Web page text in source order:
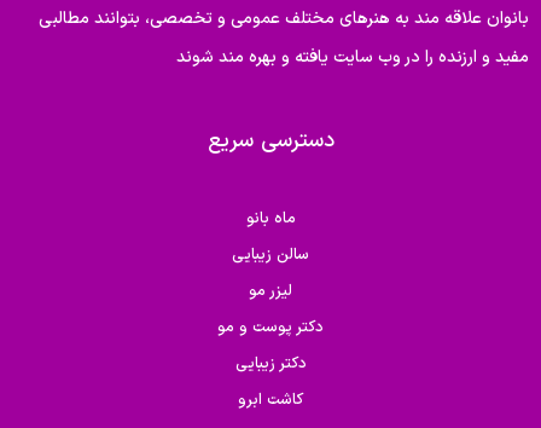
بانوان علاقه مند به هنرهای مختلف عمومی و تخصصی، بتوانند مطالبی
مفید و ارزنده را در وب سایت یافته و بهره مند شوند
دسترسی سریع
ماه بانو
سالن زیبایی
لیزر مو
دکتر پوست و مو
دکتر زیبایی
کاشت ابرو